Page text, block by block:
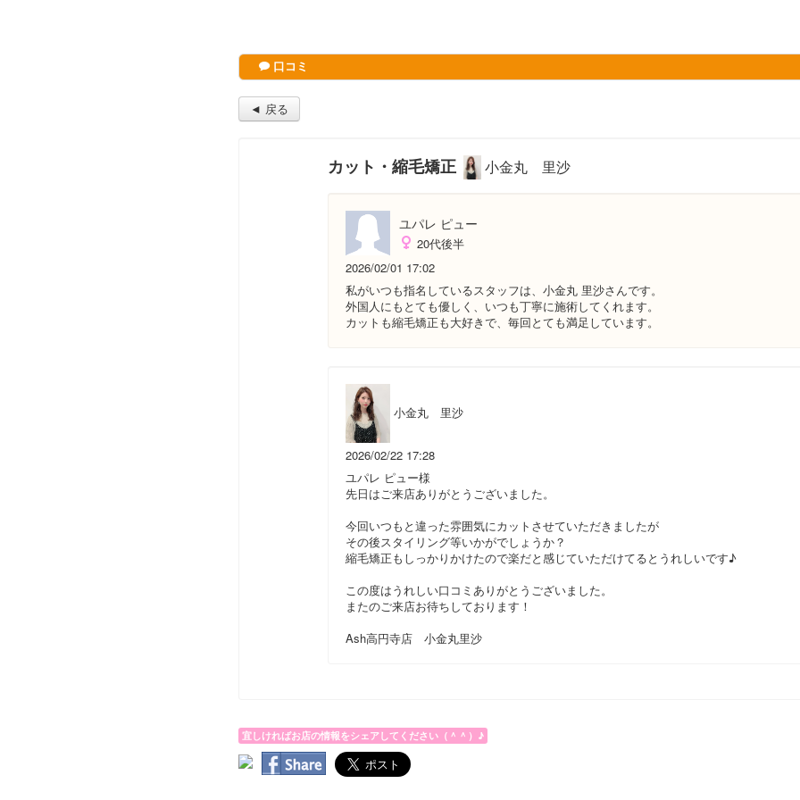
口コミ
◄ 戻る
カット・縮毛矯正 小金丸 里沙
ユパレ ピュー
20代後半
2026/02/01 17:02
私がいつも指名しているスタッフは、小金丸 里沙さんです。
外国人にもとても優しく、いつも丁寧に施術してくれます。
カットも縮毛矯正も大好きで、毎回とても満足しています。
小金丸 里沙
2026/02/22 17:28
ユパレ ピュー様
先日はご来店ありがとうございました。
今回いつもと違った雰囲気にカットさせていただきましたが
その後スタイリング等いかがでしょうか？
縮毛矯正もしっかりかけたので楽だと感じていただけてるとうれしいです♪
この度はうれしい口コミありがとうございました。
またのご来店お待ちしております！
Ash高円寺店 小金丸里沙
宜しければお店の情報をシェアしてください（＾＾）♪